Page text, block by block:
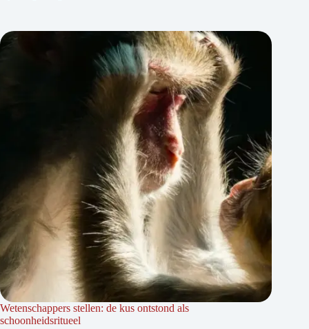
Wetenschappers stellen: de kus ontstond als
schoonheidsritueel